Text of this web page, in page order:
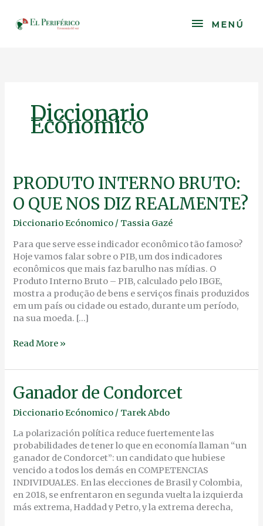
content
MENÚ
MENÚ
Diccionario
Ecónomico
PRODUTO INTERNO BRUTO:
O QUE NOS DIZ REALMENTE?
Diccionario Ecónomico / Tassia Gazé
Para que serve esse indicador econômico tão famoso?
Hoje vamos falar sobre o PIB, um dos indicadores
econômicos que mais faz barulho nas mídias. O
Produto Interno Bruto – PIB, calculado pelo IBGE,
mostra a produção de bens e serviços finais produzidos
em um país ou cidade ou estado, durante um período,
na sua moeda. […]
PRODUTO
INTERNO
BRUTO:
QUE
NOS
DIZ
REALMENTE?
Read More »
Ganador de Condorcet
Diccionario Ecónomico / Tarek Abdo
La polarización política reduce fuertemente las
probabilidades de tener lo que en economía llaman “un
ganador de Condorcet”: un candidato que hubiese
vencido a todos los demás en COMPETENCIAS
INDIVIDUALES. En las elecciones de Brasil y Colombia,
en 2018, se enfrentaron en segunda vuelta la izquierda
más extrema, Haddad y Petro, y la extrema derecha,
Ganador
de
Condorcet